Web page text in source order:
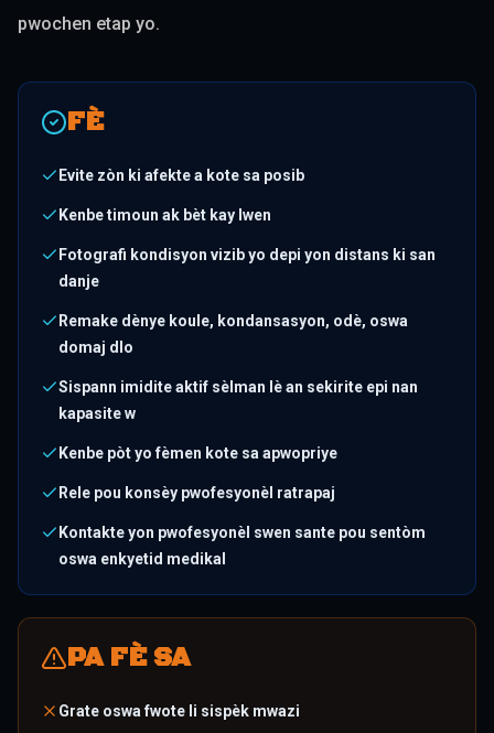
pwochen etap yo.
FÈ
Evite zòn ki afekte a kote sa posib
Kenbe timoun ak bèt kay lwen
Fotografi kondisyon vizib yo depi yon distans ki san
danje
Remake dènye koule, kondansasyon, odè, oswa
domaj dlo
Sispann imidite aktif sèlman lè an sekirite epi nan
kapasite w
Kenbe pòt yo fèmen kote sa apwopriye
Rele pou konsèy pwofesyonèl ratrapaj
Kontakte yon pwofesyonèl swen sante pou sentòm
oswa enkyetid medikal
PA FÈ SA
Grate oswa fwote li sispèk mwazi